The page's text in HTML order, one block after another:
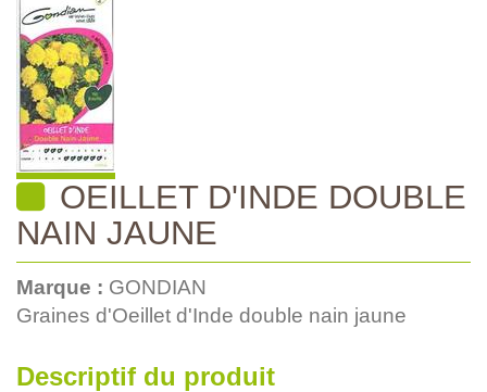
OEILLET D'INDE DOUBLE
NAIN JAUNE
Marque : GONDIAN
Graines d'Oeillet d'Inde double nain jaune
Descriptif du produit